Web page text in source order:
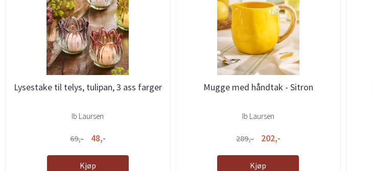
Lysestake til telys, tulipan, 3 ass farger
Ib Laursen
69,- 48,-
Kjøp
Mugge med håndtak - Sitron
Ib Laursen
289,- 202,-
Kjøp